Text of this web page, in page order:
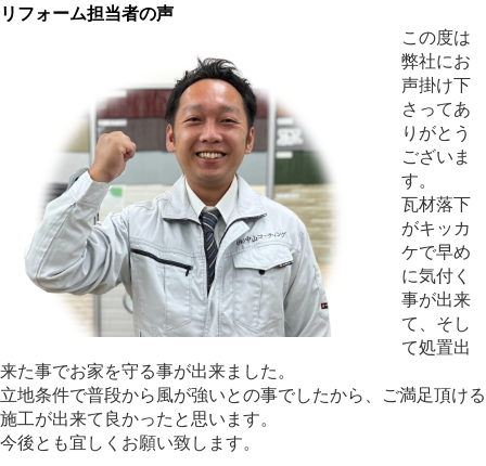
リフォーム担当者の声
この度は
弊社にお
声掛け下
さってあ
りがとう
ございま
す。
瓦材落下
がキッカ
ケで早め
に気付く
事が出来
て、そし
て処置出
来た事でお家を守る事が出来ました。
立地条件で普段から風が強いとの事でしたから、ご満足頂ける
施工が出来て良かったと思います。
今後とも宜しくお願い致します。